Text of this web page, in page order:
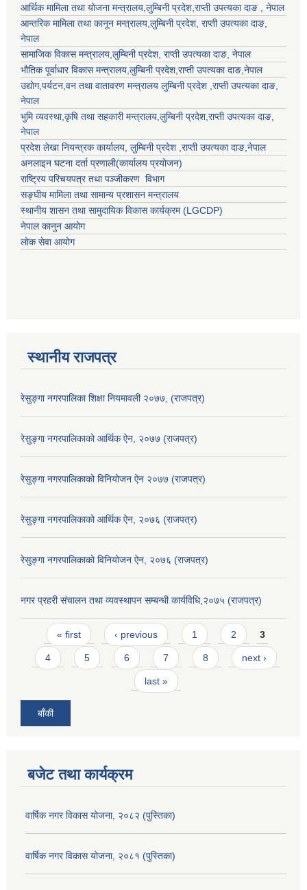
आर्थिक मामिला तथा योजना मन्त्रालय,लुम्बिनी प्रदेश,राप्ती उपत्यका दाङ , नेपाल
आन्तरिक मामिला तथा कानून मन्त्रालय,लुम्बिनी प्रदेश, राप्ती उपत्यका दाङ,
नेपाल
सामाजिक विकास मन्त्रालय,लुम्बिनी प्रदेश, राप्ती उपत्यका दाङ, नेपाल
भौतिक पूर्वाधार विकास मन्त्रालय,लुम्बिनी प्रदेश,राप्ती उपत्यका दाङ,नेपाल
उद्याेग,पर्यटन,वन तथा वातावरण मन्त्रालय लुम्बिनी प्रदेश ,राप्ती उपत्यका दाङ,
नेपाल
भुमि व्यवस्था,कृषि तथा सहकारी मन्त्रालय,लुम्बिनी प्रदेश,राप्ती उपत्यका दाङ,
नेपाल
प्रदेश लेखा नियन्त्रक कार्यालय, लुम्बिनी प्रदेश ,राप्ती उपत्यका दाङ,नेपाल
अनलाइन घटना दर्ता प्रणाली(कार्यालय प्रयोजन)
राष्ट्रिय परिचयपत्र तथा पञ्जीकरण विभाग
सङ्घीय मामिला तथा सामान्य प्रशासन मन्त्रालय
स्थानीय शासन तथा सामुदायिक विकास कार्यक्रम (LGCDP)
नेपाल कानुन आयोग
लोक सेवा आयोग
स्थानीय राजपत्र
रेसुङ्गा नगरपालिका शिक्षा नियमावली २०७७, (राजपत्र)
रेसुङ्गा नगरपालिकाको आर्थिक ऐन, २०७७ (राजपत्र)
रेसुङ्गा नगरपालिकाको विनियोजन ऐन २०७७ (राजपत्र)
रेसुङ्गा नगरपालिकाको आर्थिक ऐन, २०७६ (राजपत्र)
रेसुङ्गा नगरपालिकाको विनियोजन ऐन, २०७६ (राजपत्र)
नगर प्रहरी संचालन तथा व्यवस्थापन सम्बन्धी कार्यविधि,२०७५ (राजपत्र)
Pages
« first ‹ previous 1 2 3
4 5 6 7 8 next ›
last »
बाँकी
बजेट तथा कार्यक्रम
वार्षिक नगर विकास योजना, २०८२ (पुस्तिका)
वार्षिक नगर विकास योजना, २०८१ (पुस्तिका)